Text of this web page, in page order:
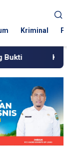
Kriminal
PT Masmindo